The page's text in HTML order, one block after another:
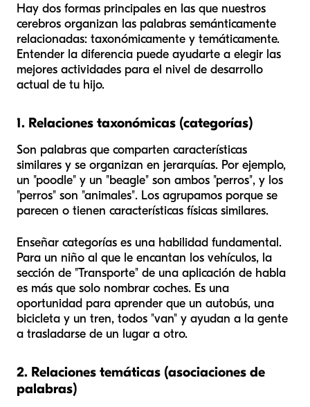
Hay dos formas principales en las que nuestros
cerebros organizan las palabras semánticamente
relacionadas: taxonómicamente y temáticamente.
Entender la diferencia puede ayudarte a elegir las
mejores actividades para el nivel de desarrollo
actual de tu hijo.
1. Relaciones taxonómicas (categorías)
Son palabras que comparten características
similares y se organizan en jerarquías. Por ejemplo,
un "poodle" y un "beagle" son ambos "perros", y los
"perros" son "animales". Los agrupamos porque se
parecen o tienen características físicas similares.
Enseñar categorías es una habilidad fundamental.
Para un niño al que le encantan los vehículos, la
sección de "Transporte" de una aplicación de habla
es más que solo nombrar coches. Es una
oportunidad para aprender que un autobús, una
bicicleta y un tren, todos "van" y ayudan a la gente
a trasladarse de un lugar a otro.
2. Relaciones temáticas (asociaciones de
palabras)